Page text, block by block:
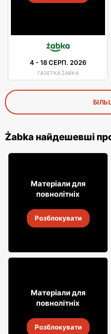
4 -18 СЕРП. 2026
ГАЗЕТКА ŻABKA
Żabka найдешевші
49 99
18 серп. 2026
Матеріали для
повнолітніх
Розблокувати
3199
Алкогольні напої Soplica
Матеріали для
повнолітніх
Розблокувати